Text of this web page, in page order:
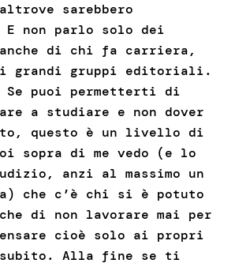
sarebbero
non parlo solo dei
anche di chi fa carriera,
grandi gruppi editoriali.
Se puoi permetterti di
a studiare e non dover
questo è un livello di
sopra di me vedo (e lo
anzi al massimo un
che c’è chi si è potuto
di non lavorare mai per
cioè solo ai propri
Alla fine se ti